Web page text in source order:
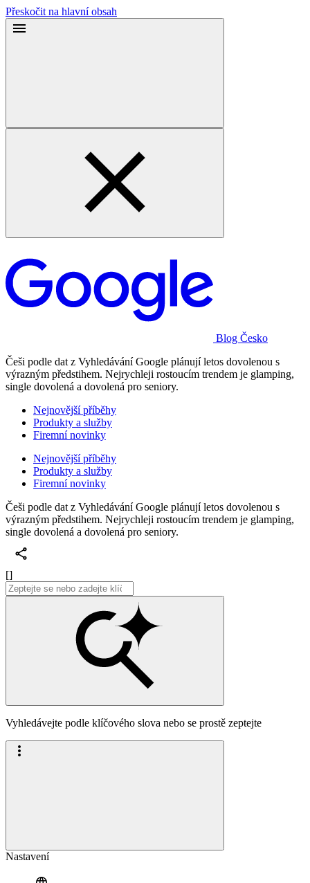
Přeskočit na hlavní obsah
Blog Česko
Češi podle dat z Vyhledávání Google plánují letos dovolenou s
výrazným předstihem. Nejrychleji rostoucím trendem je glamping,
single dovolená a dovolená pro seniory.
Nejnovější příběhy
Produkty a služby
Firemní novinky
Nejnovější příběhy
Produkty a služby
Firemní novinky
Češi podle dat z Vyhledávání Google plánují letos dovolenou s
výrazným předstihem. Nejrychleji rostoucím trendem je glamping,
single dovolená a dovolená pro seniory.
[]
Vyhledávejte podle klíčového slova nebo se prostě zeptejte
Nastavení